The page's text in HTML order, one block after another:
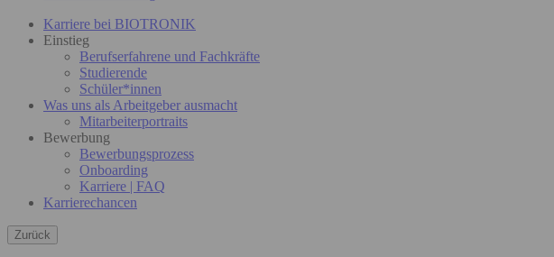
Karriere bei BIOTRONIK
Einstieg
Berufserfahrene und Fachkräfte
Studierende
Schüler*innen
Was uns als Arbeitgeber ausmacht
Mitarbeiterportraits
Bewerbung
Bewerbungsprozess
Onboarding
Karriere | FAQ
Karrierechancen
Zurück